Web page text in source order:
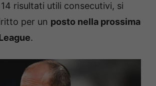
risultati utili consecutivi, si
per un posto nella prossima
.